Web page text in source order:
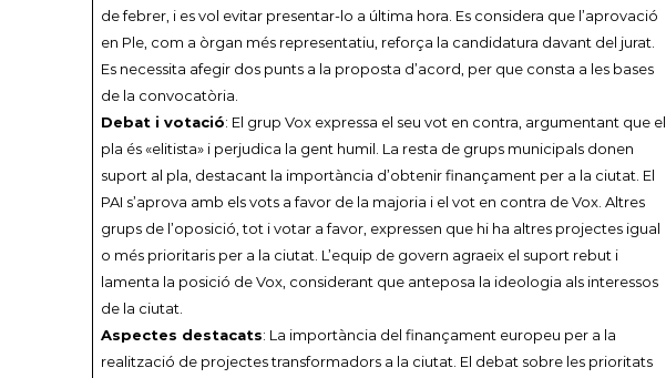
de febrer, i es vol evitar presentar-lo a última hora. Es considera que l’aprovació
en Ple, com a òrgan més representatiu, reforça la candidatura davant del jurat.
Es necessita afegir dos punts a la proposta d’acord, per que consta a les bases
de la convocatòria.
Debat i votació: El grup Vox expressa el seu vot en contra, argumentant que el
pla és «elitista» i perjudica la gent humil. La resta de grups municipals donen
suport al pla, destacant la importància d’obtenir finançament per a la ciutat. El
PAI s’aprova amb els vots a favor de la majoria i el vot en contra de Vox. Altres
grups de l’oposició, tot i votar a favor, expressen que hi ha altres projectes igual
o més prioritaris per a la ciutat. L’equip de govern agraeix el suport rebut i
lamenta la posició de Vox, considerant que anteposa la ideologia als interessos
de la ciutat.
Aspectes destacats: La importància del finançament europeu per a la
realització de projectes transformadors a la ciutat. El debat sobre les prioritats